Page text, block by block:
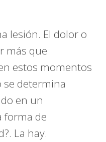
lesión. El dolor o
más que
estos momentos
se determina
en un
forma de
La hay.